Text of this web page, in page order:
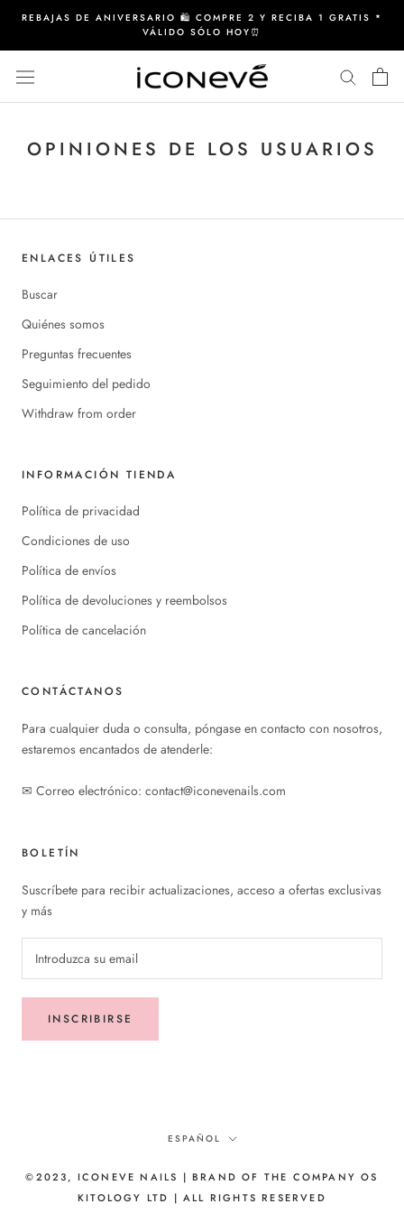
contenido
REBAJAS DE ANIVERSARIO 🛍️ COMPRE 2 Y RECIBA 1 GRATIS *
VÁLIDO SÓLO HOY⏰
OPINIONES DE LOS USUARIOS
ENLACES ÚTILES
Buscar
Quiénes somos
Preguntas frecuentes
Seguimiento del pedido
Withdraw from order
INFORMACIÓN TIENDA
Política de privacidad
Condiciones de uso
Política de envíos
Política de devoluciones y reembolsos
Política de cancelación
CONTÁCTANOS
Para cualquier duda o consulta, póngase en contacto con nosotros,
estaremos encantados de atenderle:
✉︎ Correo electrónico: contact@iconevenails.com
BOLETÍN
Suscríbete para recibir actualizaciones, acceso a ofertas exclusivas
y más
INSCRIBIRSE
Idioma
ESPAÑOL
©2023, ICONEVE NAILS | BRAND OF THE COMPANY OS
KITOLOGY LTD | ALL RIGHTS RESERVED